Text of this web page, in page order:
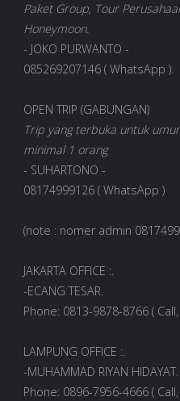
Paket Group, Tour
Honeymoon.
- JOKO PURWANTO -
085269207146 ( WhatsApp ).
OPEN TRIP (GABUNGAN)
Trip yang terbuka untuk
minimal 1 orang
- SUHARTONO -
08174999126 ( WhatsApp )
(note : nomer admin
JAKARTA OFFICE :.
-ECANG TESAR.
Phone: 0813-9878-8766 ( Call,
LAMPUNG OFFICE :.
-MUHAMMAD RIYAN HIDAYAT.
Phone: 0896-7956-4666 ( Call,